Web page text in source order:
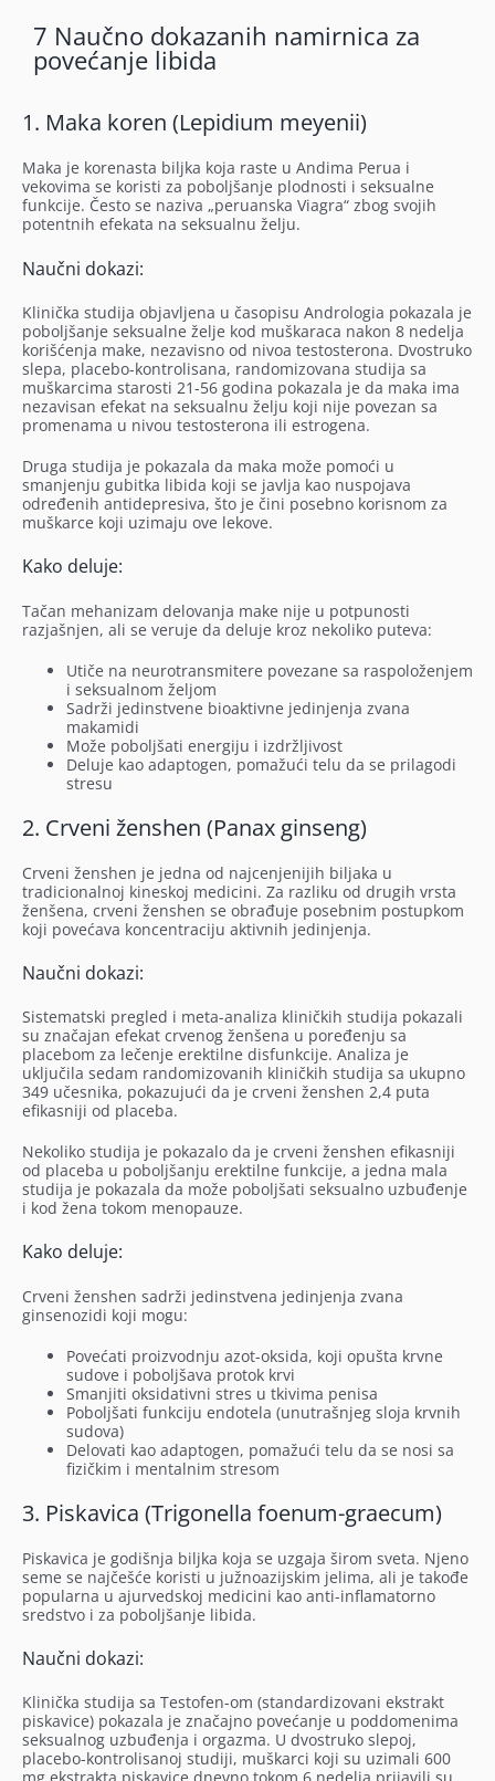
7 Naučno dokazanih namirnica za
povećanje libida
1. Maka koren (Lepidium meyenii)
Maka je korenasta biljka koja raste u Andima Perua i
vekovima se koristi za poboljšanje plodnosti i seksualne
funkcije. Često se naziva „peruanska Viagra“ zbog svojih
potentnih efekata na seksualnu želju.
Naučni dokazi:
Klinička studija objavljena u časopisu Andrologia pokazala je
poboljšanje seksualne želje kod muškaraca nakon 8 nedelja
korišćenja make, nezavisno od nivoa testosterona. Dvostruko
slepa, placebo-kontrolisana, randomizovana studija sa
muškarcima starosti 21-56 godina pokazala je da maka ima
nezavisan efekat na seksualnu želju koji nije povezan sa
promenama u nivou testosterona ili estrogena.
Druga studija je pokazala da maka može pomoći u
smanjenju gubitka libida koji se javlja kao nuspojava
određenih antidepresiva, što je čini posebno korisnom za
muškarce koji uzimaju ove lekove.
Kako deluje:
Tačan mehanizam delovanja make nije u potpunosti
razjašnjen, ali se veruje da deluje kroz nekoliko puteva:
Utiče na neurotransmitere povezane sa raspoloženjem
i seksualnom željom
Sadrži jedinstvene bioaktivne jedinjenja zvana
makamidi
Može poboljšati energiju i izdržljivost
Deluje kao adaptogen, pomažući telu da se prilagodi
stresu
2. Crveni ženshen (Panax ginseng)
Crveni ženshen je jedna od najcenjenijih biljaka u
tradicionalnoj kineskoj medicini. Za razliku od drugih vrsta
ženšena, crveni ženshen se obrađuje posebnim postupkom
koji povećava koncentraciju aktivnih jedinjenja.
Naučni dokazi:
Sistematski pregled i meta-analiza kliničkih studija pokazali
su značajan efekat crvenog ženšena u poređenju sa
placebom za lečenje erektilne disfunkcije. Analiza je
uključila sedam randomizovanih kliničkih studija sa ukupno
349 učesnika, pokazujući da je crveni ženshen 2,4 puta
efikasniji od placeba.
Nekoliko studija je pokazalo da je crveni ženshen efikasniji
od placeba u poboljšanju erektilne funkcije, a jedna mala
studija je pokazala da može poboljšati seksualno uzbuđenje
i kod žena tokom menopauze.
Kako deluje:
Crveni ženshen sadrži jedinstvena jedinjenja zvana
ginsenozidi koji mogu:
Povećati proizvodnju azot-oksida, koji opušta krvne
sudove i poboljšava protok krvi
Smanjiti oksidativni stres u tkivima penisa
Poboljšati funkciju endotela (unutrašnjeg sloja krvnih
sudova)
Delovati kao adaptogen, pomažući telu da se nosi sa
fizičkim i mentalnim stresom
3. Piskavica (Trigonella foenum-graecum)
Piskavica je godišnja biljka koja se uzgaja širom sveta. Njeno
seme se najčešće koristi u južnoazijskim jelima, ali je takođe
popularna u ajurvedskoj medicini kao anti-inflamatorno
sredstvo i za poboljšanje libida.
Naučni dokazi:
Klinička studija sa Testofen-om (standardizovani ekstrakt
piskavice) pokazala je značajno povećanje u poddomenima
seksualnog uzbuđenja i orgazma. U dvostruko slepoj,
placebo-kontrolisanoj studiji, muškarci koji su uzimali 600